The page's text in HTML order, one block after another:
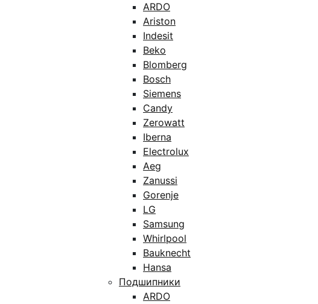
ARDO
Ariston
Indesit
Beko
Blomberg
Bosch
Siemens
Candy
Zerowatt
Iberna
Electrolux
Aeg
Zanussi
Gorenje
LG
Samsung
Whirlpool
Bauknecht
Hansa
Подшипники
ARDO